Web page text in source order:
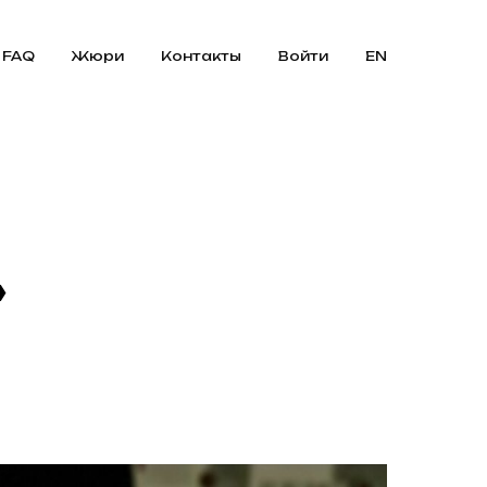
FAQ Жюри Контакты Войти EN